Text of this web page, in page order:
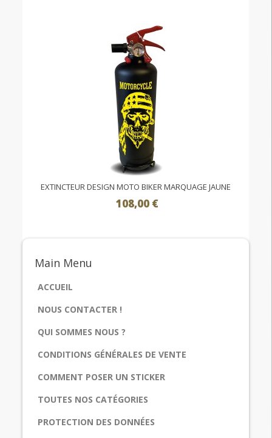
EXTINCTEUR DESIGN MOTO BIKER MARQUAGE JAUNE
108,00 €
Main Menu
ACCUEIL
NOUS CONTACTER !
QUI SOMMES NOUS ?
CONDITIONS GÉNÉRALES DE VENTE
COMMENT POSER UN STICKER
TOUTES NOS CATÉGORIES
PROTECTION DES DONNÉES